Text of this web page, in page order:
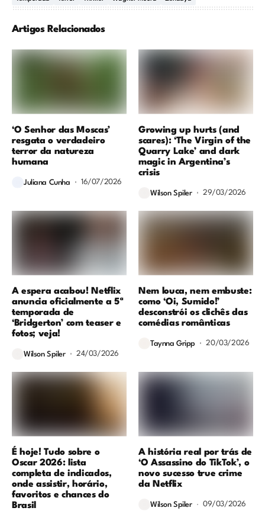
Artigos Relacionados
‘O Senhor das Moscas’
resgata o verdadeiro
terror da natureza
humana
Juliana Cunha 16/07/2026
Growing up hurts (and
scares): ‘The Virgin of the
Quarry Lake’ and dark
magic in Argentina’s
crisis
Wilson Spiler 29/03/2026
A espera acabou! Netflix
anuncia oficialmente a 5ª
temporada de
‘Bridgerton’ com teaser e
fotos; veja!
Wilson Spiler 24/03/2026
Nem louca, nem embuste:
como ‘Oi, Sumido!’
desconstrói os clichês das
comédias românticas
Taynna Gripp 20/03/2026
É hoje! Tudo sobre o
Oscar 2026: lista
completa de indicados,
onde assistir, horário,
favoritos e chances do
Brasil
A história real por trás de
‘O Assassino do TikTok’, o
novo sucesso true crime
da Netflix
Wilson Spiler 09/03/2026